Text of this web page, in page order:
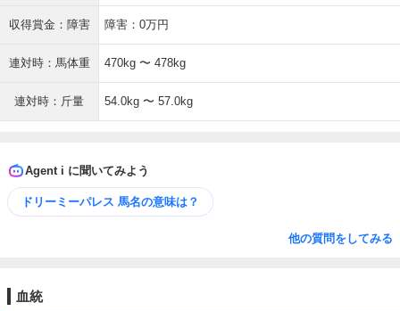
収得賞金：障害 障害：0万円
連対時：馬体重 470kg 〜 478kg
連対時：斤量 54.0kg 〜 57.0kg
Agent i に聞いてみよう
ドリーミーパレス 馬名の意味は？
他の質問をしてみる
血統